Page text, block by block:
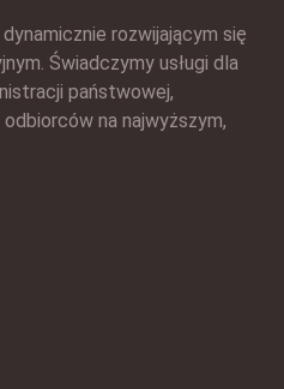
rozwijającym się
Świadczymy usługi dla
państwowej,
na najwyższym,